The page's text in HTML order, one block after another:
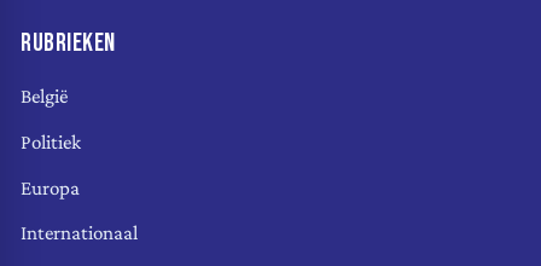
RUBRIEKEN
België
Politiek
Europa
Internationaal